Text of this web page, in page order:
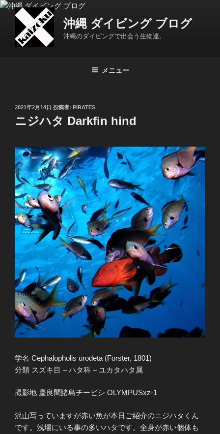
コ
沖縄 ダイビング ブログ
沖縄のダイビングで出会う生物達。
メニュー
投
稿
日:
2021年2月14日 投稿者: PIRATES
ニジハタ Darkfin hind
学名 Cephalopholis urodeta (Forster, 1801)
分類 スズキ目 – ハタ科 – ユカタハタ属
撮影地 慶良間諸島チービシ OLYMPUSxz-1
沢山写っていますが赤い魚が本日ご紹介のニジハタくん
です。浅場にいる事の多いハタです。全身が赤い個体も